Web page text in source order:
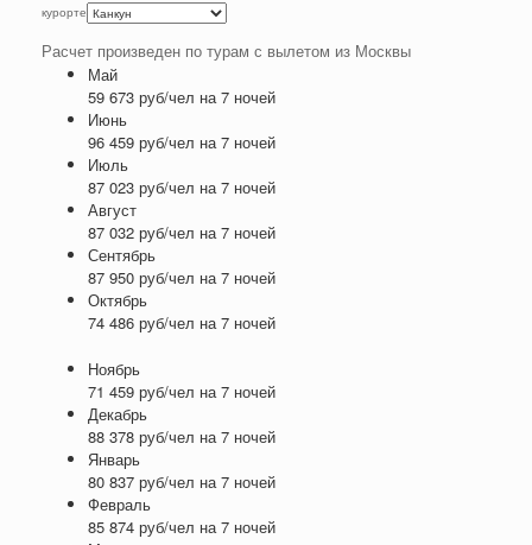
курорте
Расчет произведен по турам с вылетом из Москвы
Май
59 673 руб/чел на 7 ночей
Июнь
96 459 руб/чел на 7 ночей
Июль
87 023 руб/чел на 7 ночей
Август
87 032 руб/чел на 7 ночей
Сентябрь
87 950 руб/чел на 7 ночей
Октябрь
74 486 руб/чел на 7 ночей
Ноябрь
71 459 руб/чел на 7 ночей
Декабрь
88 378 руб/чел на 7 ночей
Январь
80 837 руб/чел на 7 ночей
Февраль
85 874 руб/чел на 7 ночей